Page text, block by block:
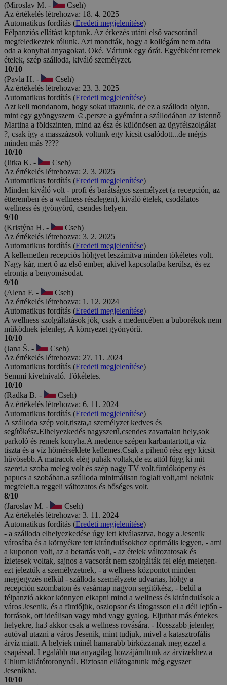
(Miroslav M. -
Cseh)
Az értékelés létrehozva: 18. 4. 2025
Automatikus fordítás (Eredeti megjelenítése)
Félpanziós ellátást kaptunk. Az érkezés utáni első vacsoránál
megfeledkeztek rólunk. Azt mondták, hogy a kollégám nem adta
oda a konyhai anyagokat. Oké. Vártunk egy órát. Egyébként remek
ételek, szép szálloda, kiváló személyzet.
10/10
(Pavla H. -
Cseh)
Az értékelés létrehozva: 23. 3. 2025
Automatikus fordítás (Eredeti megjelenítése)
Azt kell mondanom, hogy sokat utazunk, de ez a szálloda olyan,
mint egy gyöngyszem ☺️,persze a gyémánt a szállodában az istennő
Martina a földszinten, mind az ész és különösen az ügyfélszolgálat
?, csak így a masszázsok voltunk egy kicsit csalódott...de mégis
minden más ????
10/10
(Jitka K. -
Cseh)
Az értékelés létrehozva: 2. 3. 2025
Automatikus fordítás (Eredeti megjelenítése)
Minden kiváló volt - profi és barátságos személyzet (a recepción, az
étteremben és a wellness részlegen), kiváló ételek, csodálatos
wellness és gyönyörű, csendes helyen.
9/10
(Kristýna H. -
Cseh)
Az értékelés létrehozva: 3. 2. 2025
Automatikus fordítás (Eredeti megjelenítése)
A kellemetlen recepciós hölgyet leszámítva minden tökéletes volt.
Nagy kár, mert ő az első ember, akivel kapcsolatba kerülsz, és ez
elrontja a benyomásodat.
9/10
(Alena F. -
Cseh)
Az értékelés létrehozva: 1. 12. 2024
Automatikus fordítás (Eredeti megjelenítése)
A wellness szolgáltatások jók, csak a medencében a buborékok nem
működnek jelenleg. A környezet gyönyörű.
10/10
(Jana Š. -
Cseh)
Az értékelés létrehozva: 27. 11. 2024
Automatikus fordítás (Eredeti megjelenítése)
Semmi kivetnivaló. Tökéletes.
10/10
(Radka B. -
Cseh)
Az értékelés létrehozva: 6. 11. 2024
Automatikus fordítás (Eredeti megjelenítése)
A szálloda szép volt,tiszta,a személyzet kedves és
segítőkész.Elhelyezkedés nagyszerű,csendes zavartalan hely,sok
parkoló és remek konyha.A medence szépen karbantartott,a víz
tiszta és a víz hőmérséklete kellemes.Csak a pihenő rész egy kicsit
hűvösebb.A matracok elég puhák voltak,de ez attól függ ki mit
szeret.a szoba meleg volt és szép nagy TV volt.fürdőköpeny és
papucs a szobában.a szálloda minimálisan foglalt volt,ami nekünk
megfelelt.a reggeli változatos és bőséges volt.
8/10
(Jaroslav M. -
Cseh)
Az értékelés létrehozva: 3. 11. 2024
Automatikus fordítás (Eredeti megjelenítése)
- a szálloda elhelyezkedése úgy lett kiválasztva, hogy a Jesenik
városába és a környékre tett kirándulásokhoz optimális legyen, - ami
a kuponon volt, az a betartás volt, - az ételek változatosak és
ízletesek voltak, sajnos a vacsorát nem szolgálták fel elég melegen-
ezt jeleztük a személyzetnek, - a wellness központot minden
megjegyzés nélkül - szálloda személyzete udvarias, hölgy a
recepción szombaton és vasárnap nagyon segítőkész, - belül a
félpanzió akkor könnyen elkapni mind a wellness és kirándulások a
város Jesenik, és a fürdőjük, oszlopsor és látogasson el a déli lejtőn -
források, ott ideálisan vagy mhd vagy gyalog. Eljuthat más érdekes
helyekre, ha3 akkor csak a wellness rovására. - Rosszabb jelenleg
autóval utazni a város Jesenik, mint tudjuk, mivel a katasztrofális
árvíz miatt. A helyiek minél hamarabb birkózzanak meg ezzel a
csapással. Legalább ma anyagilag hozzájárultunk az árvizekhez a
Chlum kilátótoronynál. Biztosan ellátogatunk még egyszer
Jeseníkba.
10/10